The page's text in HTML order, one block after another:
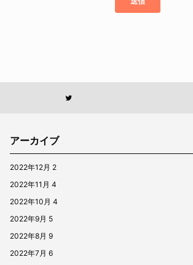
アーカイブ
2022年12月 2
2022年11月 4
2022年10月 4
2022年9月 5
2022年8月 9
2022年7月 6